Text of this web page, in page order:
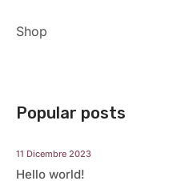
Shop
Popular posts
11 Dicembre 2023
Hello world!